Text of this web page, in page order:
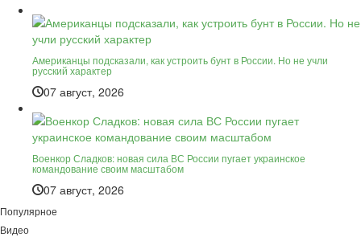
Американцы подсказали, как устроить бунт в России. Но не учли
русский характер
07 август, 2026
Военкор Сладков: новая сила ВС России пугает украинское
командование своим масштабом
07 август, 2026
Популярное
Видео